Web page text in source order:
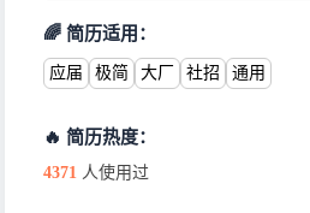
后端开发实习生
负责后端XX数据查询接口的代码
协助优化初版数据库代码，后续进
定期与开发团队一同进行code
🌈 简历适用：
应届 极简 大厂 社招 通用
🔥 简历热度：
4371 人使用过